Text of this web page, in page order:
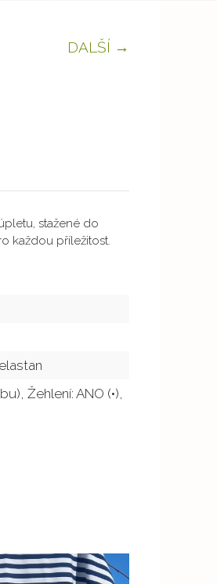
DALŠÍ →
stažené do
každou příležitost.
Žehlení: ANO (•),